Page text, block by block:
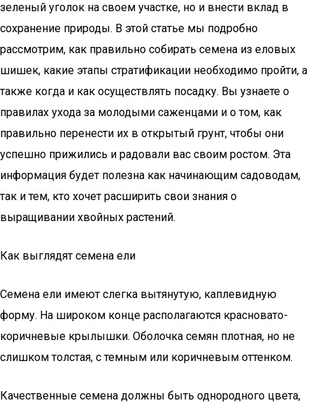
зеленый уголок на своем участке, но и внести вклад в
сохранение природы. В этой статье мы подробно
рассмотрим, как правильно собирать семена из еловых
шишек, какие этапы стратификации необходимо пройти, а
также когда и как осуществлять посадку. Вы узнаете о
правилах ухода за молодыми саженцами и о том, как
правильно перенести их в открытый грунт, чтобы они
успешно прижились и радовали вас своим ростом. Эта
информация будет полезна как начинающим садоводам,
так и тем, кто хочет расширить свои знания о
выращивании хвойных растений.
Как выглядят семена ели
Семена ели имеют слегка вытянутую, каплевидную
форму. На широком конце располагаются красновато-
коричневые крылышки. Оболочка семян плотная, но не
слишком толстая, с темным или коричневым оттенком.
Качественные семена должны быть однородного цвета,